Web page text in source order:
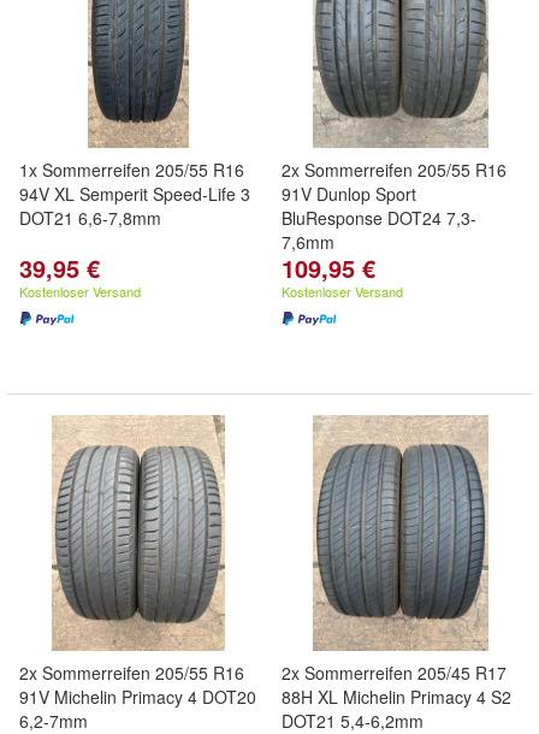
1x Sommerreifen 205/55 R16
94V XL Semperit Speed-Life 3
DOT21 6,6-7,8mm
39,95 €
Kostenloser Versand
2x Sommerreifen 205/55 R16
91V Dunlop Sport
BluResponse DOT24 7,3-
7,6mm
109,95 €
Kostenloser Versand
2x Sommerreifen 205/55 R16
91V Michelin Primacy 4 DOT20
6,2-7mm
2x Sommerreifen 205/45 R17
88H XL Michelin Primacy 4 S2
DOT21 5,4-6,2mm